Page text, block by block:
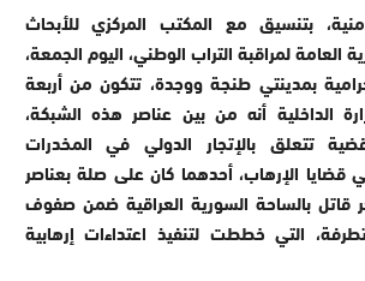
بتنسيق مع المكتب المركزي للأبحاث
العامة لمراقبة التراب الوطني، اليوم الجمعة،
بمدينتي طنجة ووجدة، تتكون من أربعة
الداخلية أنه من بين عناصر هذه الشبكة،
تتعلق بالإتجار الدولي في المخدرات
الإرهاب، أحدهما كان على صلة بعناصر
قاتل بالساحة السورية العراقية ضمن صفوف
التي خططت لتنفيذ اعتداءات إرهابية